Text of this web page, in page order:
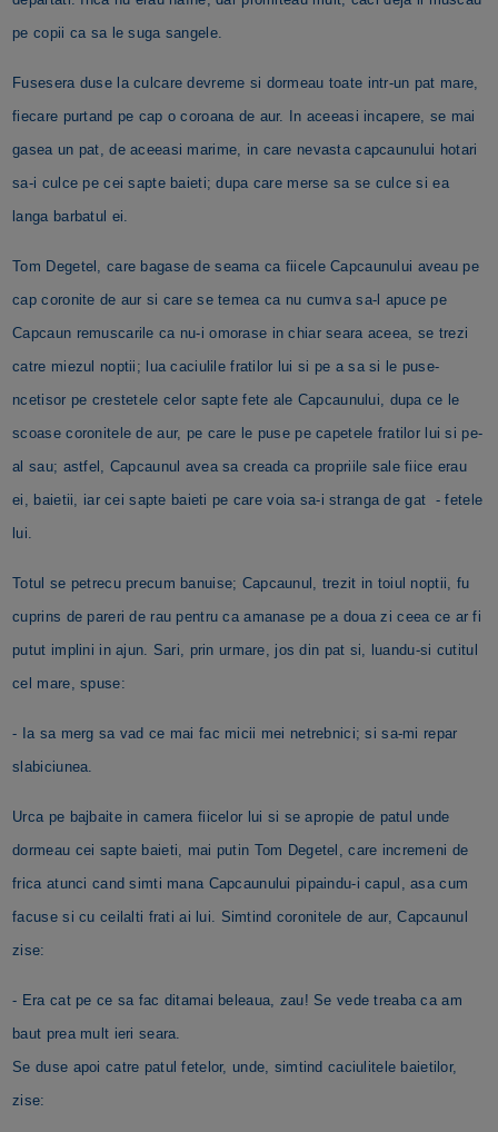
pe copii ca sa le suga sangele.
Fusesera duse la culcare devreme si dormeau toate intr-un pat mare,
fiecare purtand pe cap o coroana de aur. In aceeasi incapere, se mai
gasea un pat, de aceeasi marime, in care nevasta capcaunului hotari
sa-i culce pe cei sapte baieti; dupa care merse sa se culce si ea
langa barbatul ei.
Tom Degetel, care bagase de seama ca fiicele Capcaunului aveau pe
cap coronite de aur si care se temea ca nu cumva sa-l apuce pe
Capcaun remuscarile ca nu-i omorase in chiar seara aceea, se trezi
catre miezul noptii; lua caciulile fratilor lui si pe a sa si le puse-
ncetisor pe crestetele celor sapte fete ale Capcaunului, dupa ce le
scoase coronitele de aur, pe care le puse pe capetele fratilor lui si pe-
al sau; astfel, Capcaunul avea sa creada ca propriile sale fiice erau
ei, baietii, iar cei sapte baieti pe care voia sa-i stranga de gat - fetele
lui.
Totul se petrecu precum banuise; Capcaunul, trezit in toiul noptii, fu
cuprins de pareri de rau pentru ca amanase pe a doua zi ceea ce ar fi
putut implini in ajun. Sari, prin urmare, jos din pat si, luandu-si cutitul
cel mare, spuse:
- Ia sa merg sa vad ce mai fac micii mei netrebnici; si sa-mi repar
slabiciunea.
Urca pe bajbaite in camera fiicelor lui si se apropie de patul unde
dormeau cei sapte baieti, mai putin Tom Degetel, care incremeni de
frica atunci cand simti mana Capcaunului pipaindu-i capul, asa cum
facuse si cu ceilalti frati ai lui. Simtind coronitele de aur, Capcaunul
zise:
- Era cat pe ce sa fac ditamai beleaua, zau! Se vede treaba ca am
baut prea mult ieri seara.
Se duse apoi catre patul fetelor, unde, simtind caciulitele baietilor,
zise: